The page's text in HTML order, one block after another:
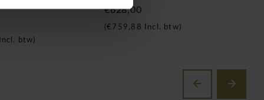
Incl. btw)
€628,00
(€759,88 Incl. btw)